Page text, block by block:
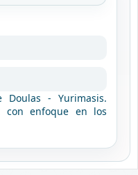
Doulas - Yurimasis.
con enfoque en los